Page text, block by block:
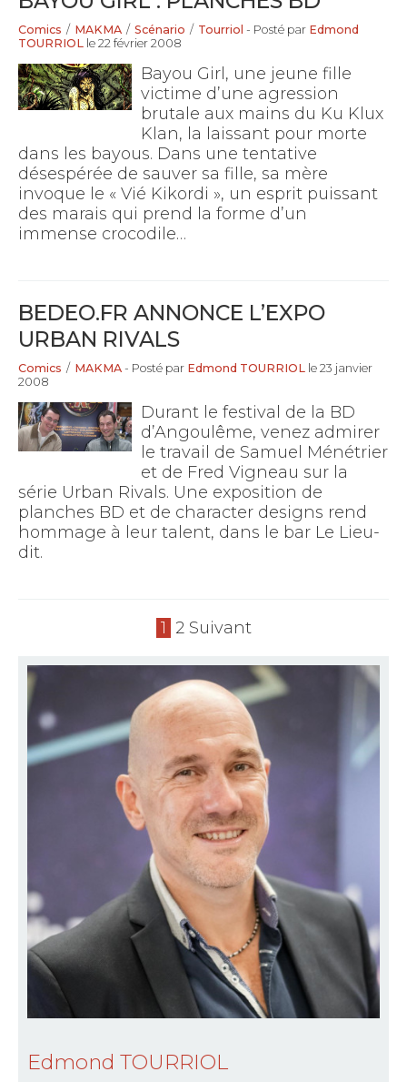
Comics / MAKMA / Scénario / Tourriol - Posté par Edmond
TOURRIOL le 22 février 2008
Bayou Girl, une jeune fille
victime d’une agression
brutale aux mains du Ku Klux
Klan, la laissant pour morte
dans les bayous. Dans une tentative
désespérée de sauver sa fille, sa mère
invoque le « Vié Kikordi », un esprit puissant
des marais qui prend la forme d’un
immense crocodile…
BEDEO.FR ANNONCE L’EXPO
URBAN RIVALS
Comics / MAKMA - Posté par Edmond TOURRIOL le 23 janvier
2008
Durant le festival de la BD
d’Angoulême, venez admirer
le travail de Samuel Ménétrier
et de Fred Vigneau sur la
série Urban Rivals. Une exposition de
planches BD et de character designs rend
hommage à leur talent, dans le bar Le Lieu-
dit.
1 2 Suivant
Edmond TOURRIOL